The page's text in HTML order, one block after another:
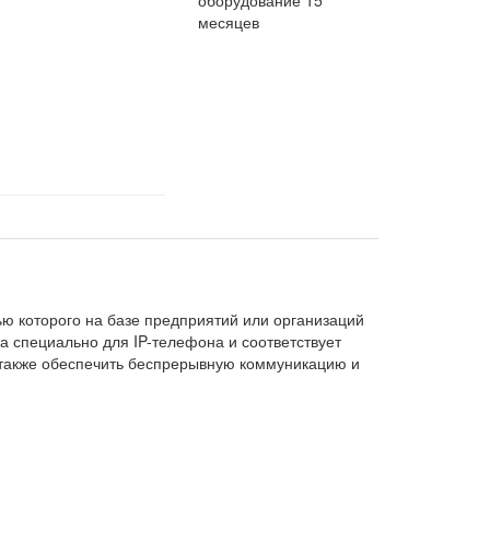
месяцев
на базе предприятий или организаций
для IP-телефона и соответствует
обеспечить беспрерывную коммуникацию и